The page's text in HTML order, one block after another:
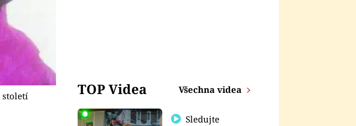
století TOP Videa Všechna videa
Sledujte